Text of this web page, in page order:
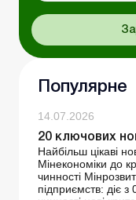
Популярне
14.07.2026
20 ключових
Найбільш цікаві
Мінекономіки до
чинності
підприємств: діє